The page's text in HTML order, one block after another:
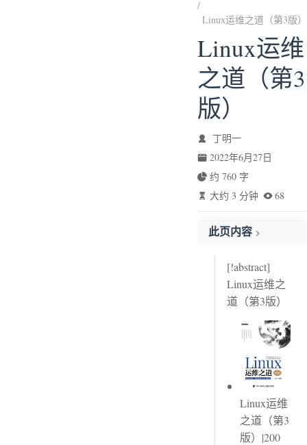
Linux运维之道（第3版）
Linux运维
之道（第3
版）
丁明一
2022年6月27日
约 760 字
大约 3 分钟
68
此页内容
[!abstract]
Linux运维之
道（第3版）
Linux运维
之道（第3
版）|200